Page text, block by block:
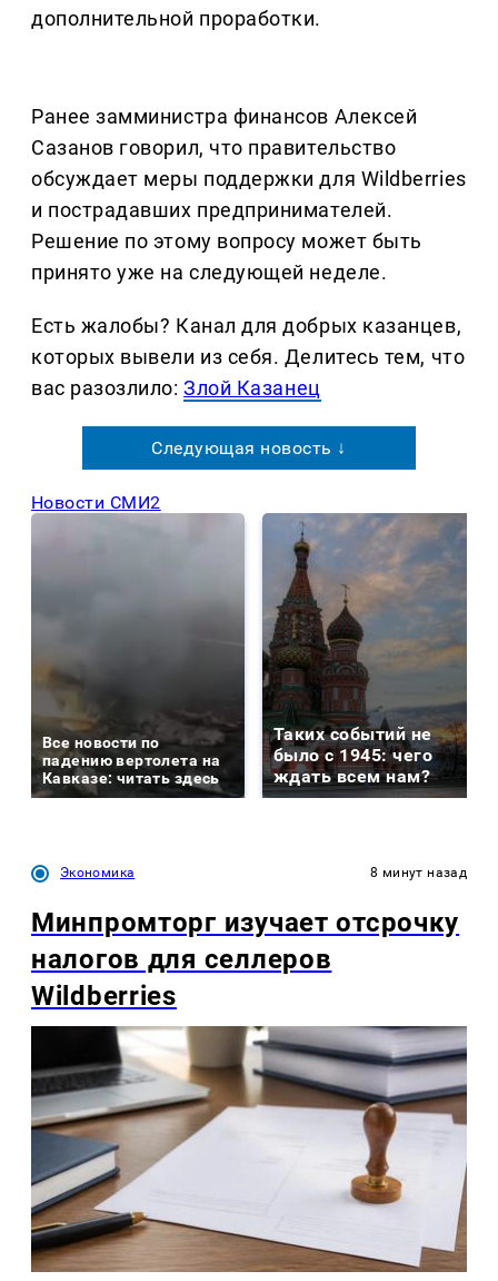
дополнительной проработки.
Ранее замминистра финансов Алексей
Сазанов говорил, что правительство
обсуждает меры поддержки для Wildberries
и пострадавших предпринимателей.
Решение по этому вопросу может быть
принято уже на следующей неделе.
Есть жалобы? Канал для добрых казанцев,
которых вывели из себя. Делитеcь тем, что
вас разозлило:Злой Казанец
Следующая новость ↓
Новости СМИ2
Все новости по
падению вертолета на
Кавказе: читать здесь
Таких событий не
было с 1945: чего
ждать всем нам?
Экономика 8 минут назад
Минпромторг изучает отсрочку
налогов для селлеров
Wildberries